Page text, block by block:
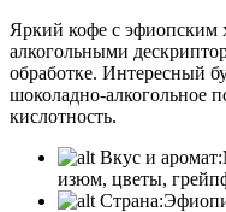
Яркий кофе с эфиопским
алкогольными
обработке. Интересный
шоколадно-алкогольное
кислотность.
Вкус и аромат:
изюм, цветы,
Страна: